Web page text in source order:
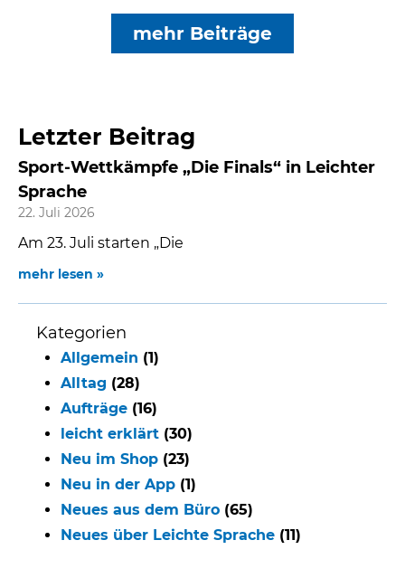
Letzter Beitrag
Sport-Wettkämpfe „Die Finals“ in Leichter
Sprache
22. Juli 2026
Am 23. Juli starten „Die
mehr lesen »
Kategorien
Allgemein (1)
Alltag (28)
Aufträge (16)
leicht erklärt (30)
Neu im Shop (23)
Neu in der App (1)
Neues aus dem Büro (65)
Neues über Leichte Sprache (11)
mehr Beiträge